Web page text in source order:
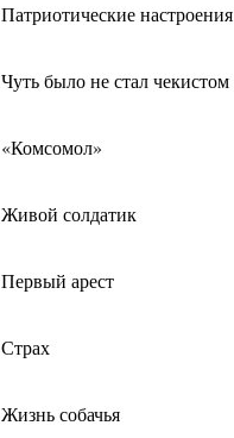
Патриотические настроения
Чуть было не стал чекистом
«Комсомол»
Живой солдатик
Первый арест
Страх
Жизнь собачья